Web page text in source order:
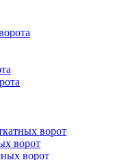
ворот
ворот
ворот